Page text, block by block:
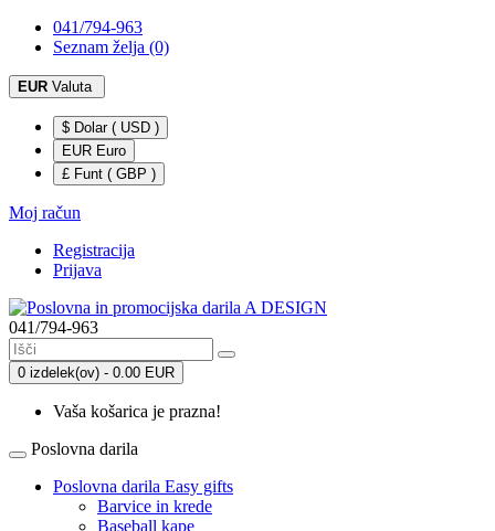
041/794-963
Seznam želja (0)
EUR Valuta
$ Dolar ( USD )
EUR Euro
£ Funt ( GBP )
Moj račun
Registracija
Prijava
041/794-963
0 izdelek(ov) - 0.00 EUR
Vaša košarica je prazna!
Poslovna darila
Poslovna darila Easy gifts
Barvice in krede
Baseball kape